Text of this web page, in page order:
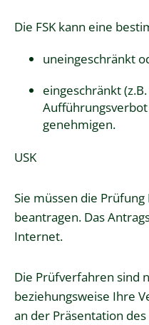
Die FSK kann eine
uneingeschränkt
eingeschränkt
genehmigen.
USK
Sie müssen die
beantragen. Das
Internet.
Die Prüfverfahren sind
beziehungsweise Ihre
an der Präsentation